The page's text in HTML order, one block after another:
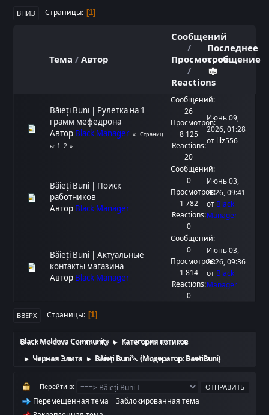
ВНИЗ Страницы 1
Тема /Автор
Сообщений
/
Просмотров
/
Reactions
Последнее
сообщение
Băieți Buni | Рулетка на 1
грамм мефедрона
Автор Black Manager
Страниц
ы 1 2
Сообщений:
26
Просмотров:
8 125
Reactions:
20
Июнь 09,
2026, 01:28
от lilz556
Băieți Buni | Поиск
работников
Автор Black Manager
Сообщений:
0
Просмотров:
1 782
Reactions:
0
Июнь 03,
2026, 09:41
от Black
Manager
Băieți Buni | Актуальные
контакты магазина
Автор Black Manager
Сообщений:
0
Просмотров:
1 814
Reactions:
0
Июнь 03,
2026, 09:36
от Black
Manager
ВВЕРХ Страницы 1
Black Moldova Community ► Категория котиков
► Черная Элита ► Băieți Buni🔪 (Модератор:BaetiBuni)
Перейти в
Перемещенная тема
Заблокированная тема